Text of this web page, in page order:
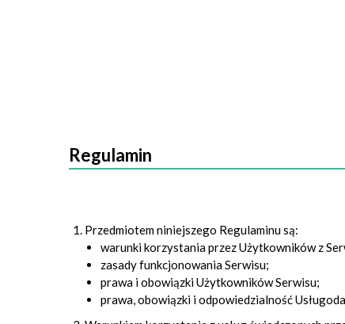
Regulamin
Przedmiotem niniejszego Regulaminu są:
warunki korzystania przez Użytkowników z
zasady funkcjonowania Serwisu;
prawa i obowiązki Użytkowników Serwisu;
prawa, obowiązki i odpowiedzialność